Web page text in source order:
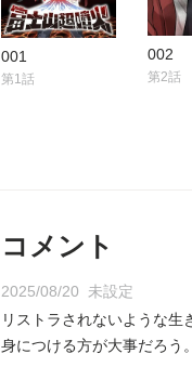
001
第1話
002
第2話
コメント
2025/08/20
未設定
リストラされないような
身につける方が大事だろう